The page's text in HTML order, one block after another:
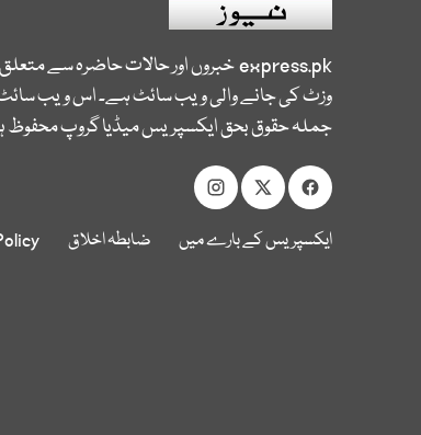
express.pkخبروں اور حالات حاضرہ سے
وزٹ کی جانے والی ویب سائٹ ہے۔ اس ویب سائٹ
جملہ حقوق بحق ایکسپریس میڈیا گروپ محفوظ
ایکسپریس کے بارے میں ضابطہ اخلاق